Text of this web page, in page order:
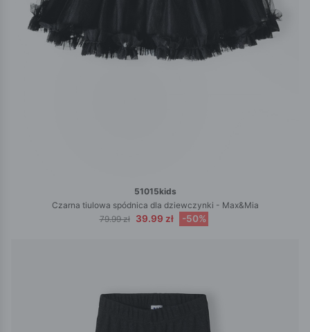
51015kids
Czarna tiulowa spódnica dla dziewczynki - Max&Mia
79.99 zł
39.99 zł -50%